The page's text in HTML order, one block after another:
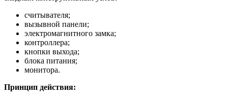
считывателя;
вызывной панели;
электромагнитного замка;
контроллера;
кнопки выхода;
блока питания;
монитора.
Принцип действия: